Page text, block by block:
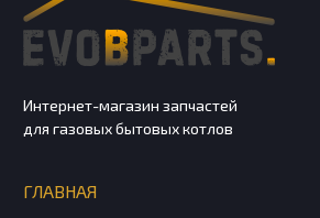
Интернет-магазин запчастей
для газовых бытовых котлов
ГЛАВНАЯ